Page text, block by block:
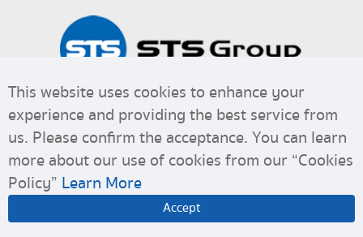
© Copyright 2020. STS GROUP All Right Reserved.
This website uses cookies to enhance your
experience and providing the best service from
us. Please confirm the acceptance. You can learn
more about our use of cookies from our “Cookies
Policy” Learn More
Accept